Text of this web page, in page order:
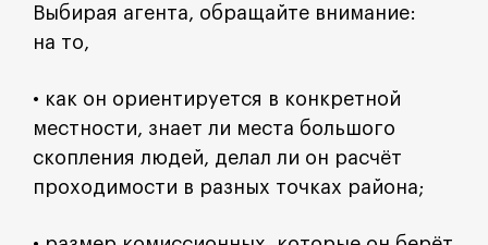
Выбирая агента, обращайте внимание:
на то,
• как он ориентируется в конкретной
местности, знает ли места большого
скопления людей, делал ли он расчёт
проходимости в разных точках района;